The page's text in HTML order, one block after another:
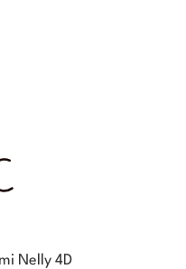
Nelly 4D